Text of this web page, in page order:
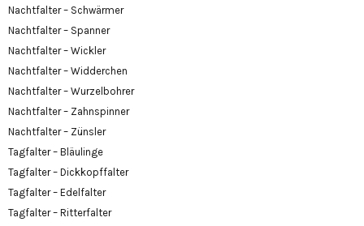
Nachtfalter – Schwärmer
Nachtfalter – Spanner
Nachtfalter – Wickler
Nachtfalter – Widderchen
Nachtfalter – Wurzelbohrer
Nachtfalter – Zahnspinner
Nachtfalter – Zünsler
Tagfalter – Bläulinge
Tagfalter – Dickkopffalter
Tagfalter – Edelfalter
Tagfalter – Ritterfalter